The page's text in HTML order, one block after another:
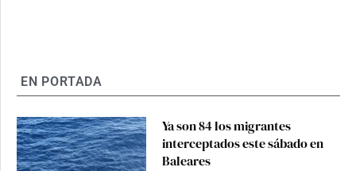
EN PORTADA
Ya son 84 los migrantes
interceptados este sábado en
Baleares